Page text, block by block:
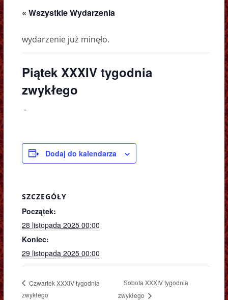
« Wszystkie Wydarzenia
wydarzenie już minęło.
Piątek XXXIV tygodnia
zwykłego
-
Dodaj do kalendarza
SZCZEGÓŁY
Początek:
28 listopada 2025 00:00
Koniec:
29 listopada 2025 00:00
Czwartek XXXIV tygodnia
zwykłego
Sobota XXXIV tygodnia
zwykłego